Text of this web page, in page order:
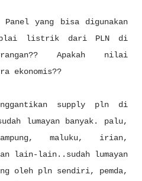
Panel yang bisa digunakan
listrik dari PLN di
Apakah nilai
ekonomis??
supply pln di
lumayan banyak. palu,
maluku, irian,
lain-lain..sudah lumayan
oleh pln sendiri, pemda,